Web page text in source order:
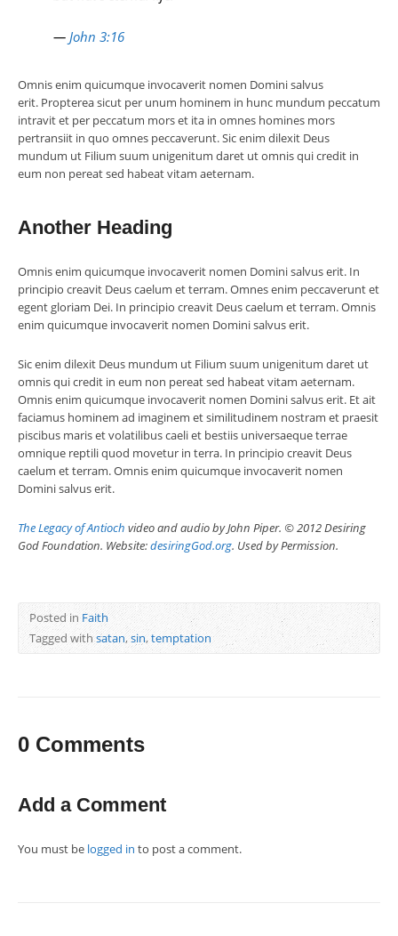
—John 3:16
Omnis enim quicumque invocaverit nomen Domini salvus
erit. Propterea sicut per unum hominem in hunc mundum peccatum
intravit et per peccatum mors et ita in omnes homines mors
pertransiit in quo omnes peccaverunt. Sic enim dilexit Deus
mundum ut Filium suum unigenitum daret ut omnis qui credit in
eum non pereat sed habeat vitam aeternam.
Another Heading
Omnis enim quicumque invocaverit nomen Domini salvus erit. In
principio creavit Deus caelum et terram. Omnes enim peccaverunt et
egent gloriam Dei. In principio creavit Deus caelum et terram. Omnis
enim quicumque invocaverit nomen Domini salvus erit.
Sic enim dilexit Deus mundum ut Filium suum unigenitum daret ut
omnis qui credit in eum non pereat sed habeat vitam aeternam.
Omnis enim quicumque invocaverit nomen Domini salvus erit. Et ait
faciamus hominem ad imaginem et similitudinem nostram et praesit
piscibus maris et volatilibus caeli et bestiis universaeque terrae
omnique reptili quod movetur in terra. In principio creavit Deus
caelum et terram. Omnis enim quicumque invocaverit nomen
Domini salvus erit.
The Legacy of Antioch video and audio by John Piper. © 2012 Desiring
God Foundation. Website:desiringGod.org. Used by Permission.
Posted in Faith
Tagged withsatan,sin,temptation
0 Comments
Add a Comment
You must be logged in to post a comment.